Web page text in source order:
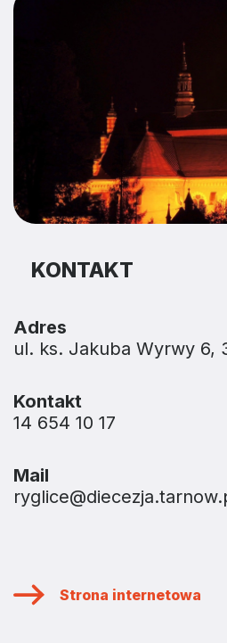
KONTAKT
Adres
ul. ks. Jakuba Wyrwy 6,
Kontakt
14 654 10 17
Mail
Strona internetowa